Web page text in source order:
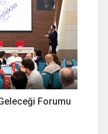
Forumu